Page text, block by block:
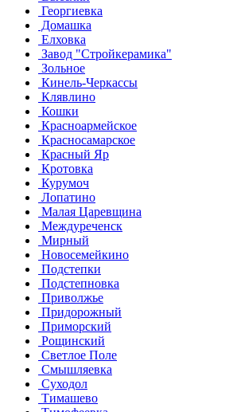
Георгиевка
Домашка
Елховка
Завод "Стройкерамика"
Зольное
Кинель-Черкассы
Клявлино
Кошки
Красноармейское
Красносамарское
Красный Яр
Кротовка
Курумоч
Лопатино
Малая Царевщина
Междуреченск
Мирный
Новосемейкино
Подстепки
Подстепновка
Приволжье
Придорожный
Приморский
Рощинский
Светлое Поле
Смышляевка
Суходол
Тимашево